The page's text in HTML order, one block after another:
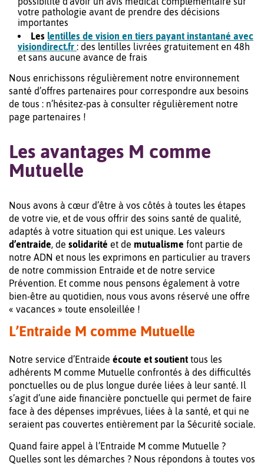
votre pathologie avant de prendre des décisions
importantes
Les lentilles de vision en tiers payant instantané avec
visiondirect.fr : des lentilles livrées gratuitement en 48h
et sans aucune avance de frais
Nous enrichissons régulièrement notre environnement
santé d’offres partenaires pour correspondre aux besoins
de tous : n’hésitez-pas à consulter régulièrement notre
page partenaires !
Les avantages M comme
Mutuelle
Nous avons à cœur d’être à vos côtés à toutes les étapes
de votre vie, et de vous offrir des soins santé de qualité,
adaptés à votre situation qui est unique. Les valeurs
d’entraide, de solidarité et de mutualisme font partie de
notre ADN et nous les exprimons en particulier au travers
de notre commission Entraide et de notre service
Prévention. Et comme nous pensons également à votre
bien-être au quotidien, nous vous avons réservé une offre
« vacances » toute ensoleillée !
L’Entraide M comme Mutuelle
Notre service d’Entraide écoute et soutient tous les
adhérents M comme Mutuelle confrontés à des difficultés
ponctuelles ou de plus longue durée liées à leur santé. Il
s’agit d’une aide financière ponctuelle qui permet de faire
face à des dépenses imprévues, liées à la santé, et qui ne
seraient pas couvertes entièrement par la Sécurité sociale.
Quand faire appel à l’Entraide M comme Mutuelle ?
Quelles sont les démarches ? Nous répondons à toutes vos